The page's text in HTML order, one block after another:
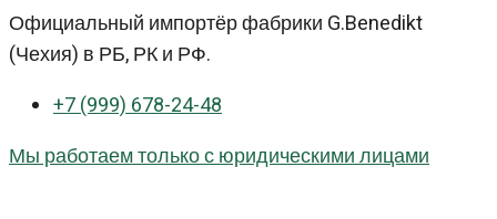
Перейти
к
Официальный импортёр фабрики G.Benedikt
(Чехия) в РБ, РК и РФ.
+7 (999) 678-24-48
Мы работаем только с юридическими лицами